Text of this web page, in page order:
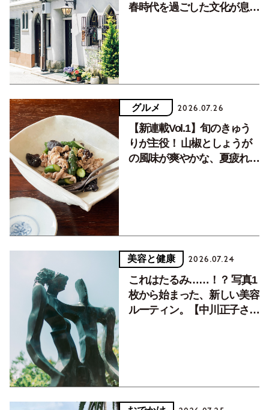
春時代を過ごした文化が息づ
グルメ 2026.07.26
【新連載Vol.1】旬のきゅう
りが主役！ 山椒としょうが
の風味が爽やかな、夏疲れを
美容と健康 2026.07.24
これはたるみ……！？ 写真1
枚から始まった、新しい美容
ルーティン。【中川正子さん